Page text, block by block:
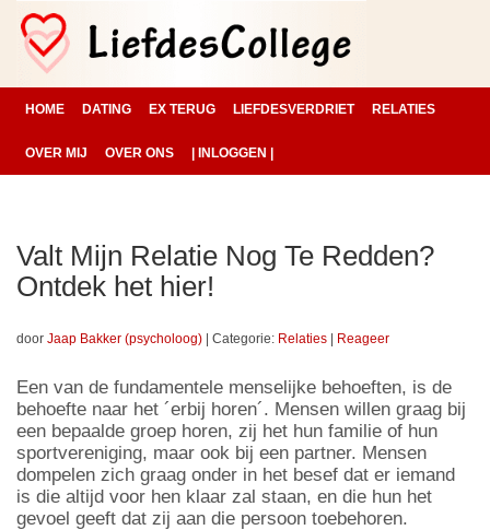
HOME DATING EX TERUG LIEFDESVERDRIET RELATIES
OVER MIJ OVER ONS | INLOGGEN |
Valt Mijn Relatie Nog Te Redden?
Ontdek het hier!
door Jaap Bakker (psycholoog) Categorie: Relaties Reageer
Een van de fundamentele menselijke behoeften, is de
behoefte naar het ´erbij horen´. Mensen willen graag bij
een bepaalde groep horen, zij het hun familie of hun
sportvereniging, maar ook bij een partner. Mensen
dompelen zich graag onder in het besef dat er iemand
is die altijd voor hen klaar zal staan, en die hun het
gevoel geeft dat zij aan die persoon toebehoren.